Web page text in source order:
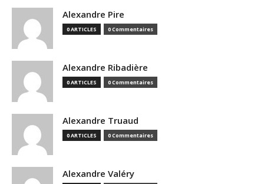
Alexandre Pire
0 ARTICLES 0 Commentaires
Alexandre Ribadière
0 ARTICLES 0 Commentaires
Alexandre Truaud
0 ARTICLES 0 Commentaires
Alexandre Valéry